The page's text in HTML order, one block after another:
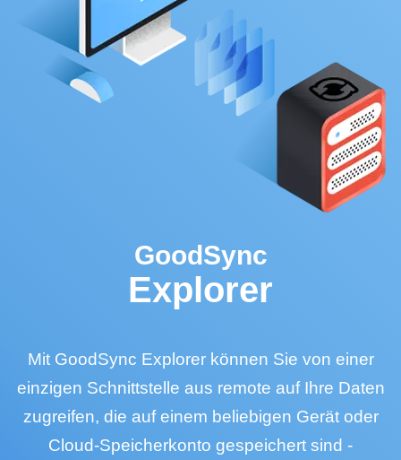
ANMELDEN
GoodSync
Explorer
Mit GoodSync Explorer können Sie von einer
einzigen Schnittstelle aus remote auf Ihre Daten
zugreifen, die auf einem beliebigen Gerät oder
Cloud-Speicherkonto gespeichert sind -